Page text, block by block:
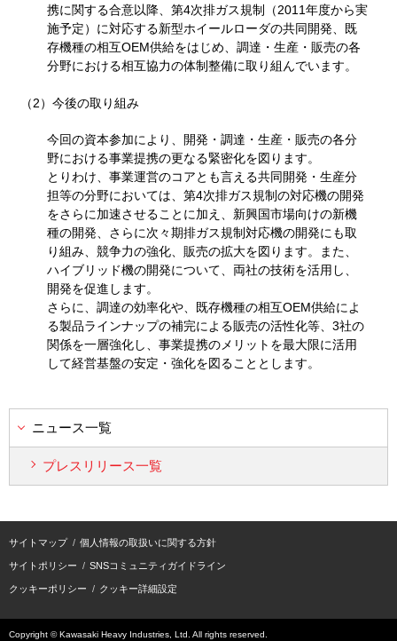
携に関する合意以降、第4次排ガス規制（2011年度から実
施予定）に対応する新型ホイールローダの共同開発、既
存機種の相互OEM供給をはじめ、調達・生産・販売の各
分野における相互協力の体制整備に取り組んでいます。
（2）今後の取り組み
今回の資本参加により、開発・調達・生産・販売の各分
野における事業提携の更なる緊密化を図ります。
とりわけ、事業運営のコアとも言える共同開発・生産分
担等の分野においては、第4次排ガス規制の対応機の開発
をさらに加速させることに加え、新興国市場向けの新機
種の開発、さらに次々期排ガス規制対応機の開発にも取
り組み、競争力の強化、販売の拡大を図ります。また、
ハイブリッド機の開発について、両社の技術を活用し、
開発を促進します。
さらに、調達の効率化や、既存機種の相互OEM供給によ
る製品ラインナップの補完による販売の活性化等、3社の
関係を一層強化し、事業提携のメリットを最大限に活用
して経営基盤の安定・強化を図ることとします。
ニュース一覧
プレスリリース一覧
サイトマップ 個人情報の取扱いに関する方針
サイトポリシー SNSコミュニティガイドライン
クッキーポリシー クッキー詳細設定
Copyright © Kawasaki Heavy Industries, Ltd. All rights reserved.